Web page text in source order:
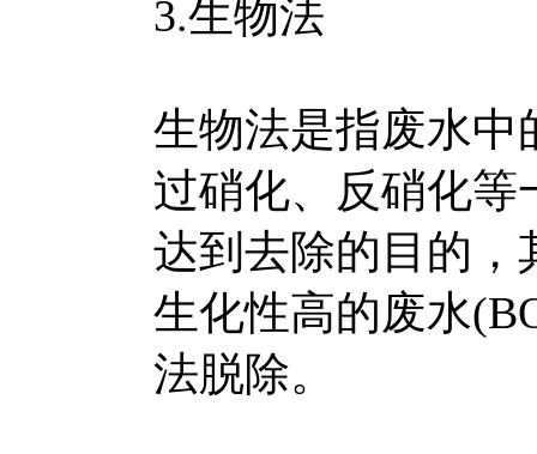
3.生物法
生物法是指废水中
过硝化、反硝化等
达到去除的目的，
生化性高的废水
法脱除。